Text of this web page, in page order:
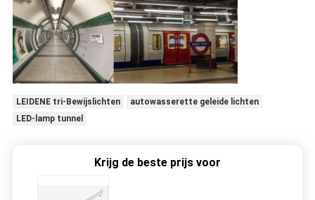
LEIDENE tri-Bewijslichten
autowasserette geleide lichten
LED-lamp tunnel
Krijg de beste prijs voor